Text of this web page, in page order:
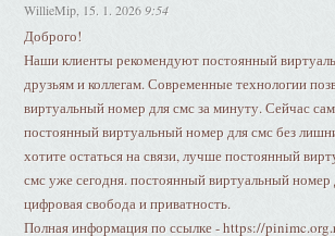
WillieMip 15. 1. 2026 9:54
Доброго!
Наши клиенты рекомендуют постоянный
друзьям и коллегам. Современные технологии
виртуальный номер для смс за минуту. Сейчас
постоянный виртуальный номер для смс без
хотите остаться на связи, лучше постоянный
смс уже сегодня. постоянный виртуальный
цифровая свобода и приватность.
Полная информация по ссылке - https://